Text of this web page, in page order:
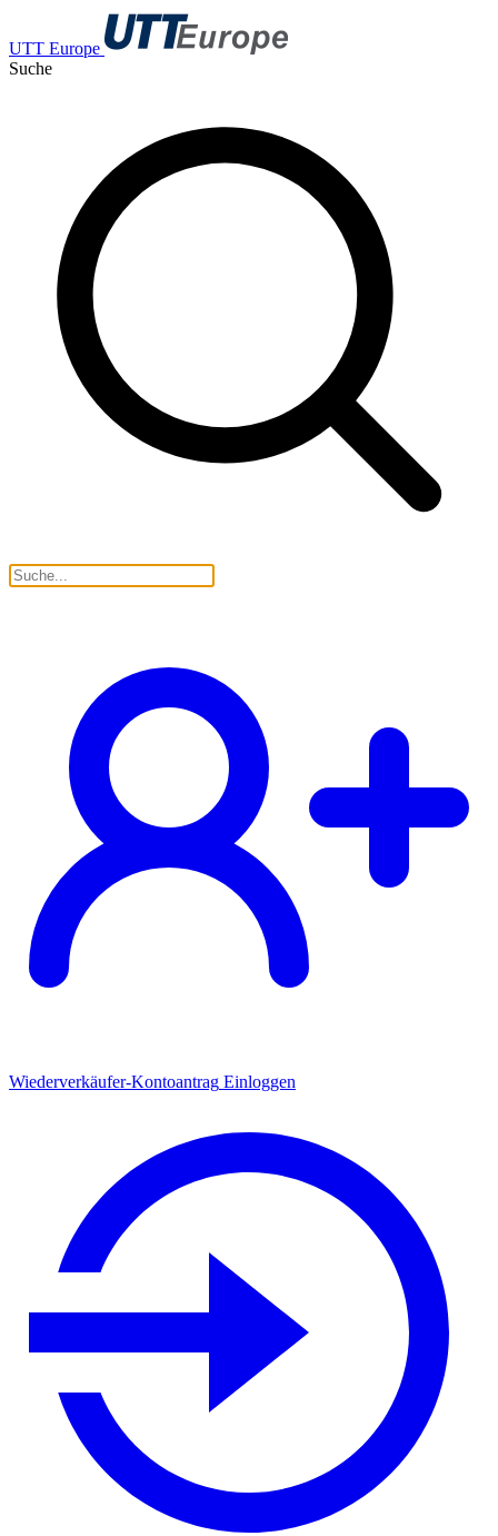
UTT Europe
Suche
Wiederverkäufer-Kontoantrag Einloggen